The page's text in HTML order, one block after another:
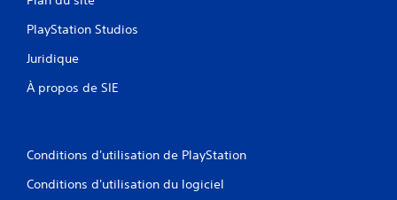
PlayStation Studios
Juridique
À propos de SIE
Conditions d'utilisation de PlayStation
Conditions d'utilisation du logiciel